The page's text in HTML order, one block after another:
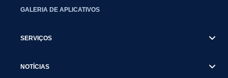
GALERIA DE APLICATIVOS
SERVIÇOS
NOTÍCIAS